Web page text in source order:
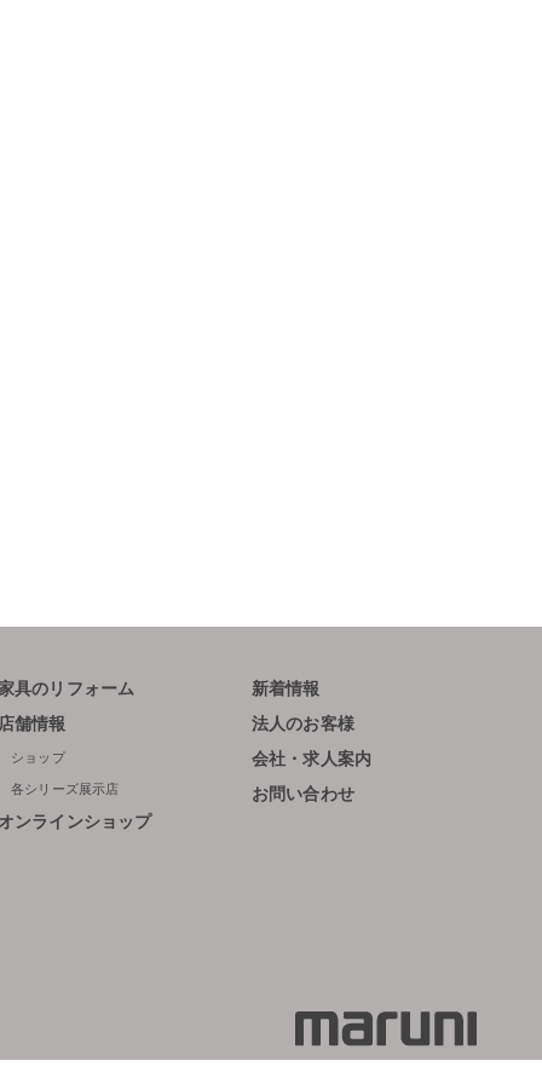
具のリフォーム
舗情報
ショップ
各シリーズ展示店
ンラインショップ
新着情報
法人のお客様
会社・求人案内
お問い合わせ